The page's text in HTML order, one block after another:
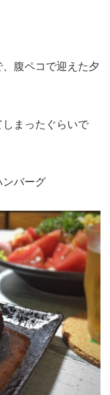
腹ペコで迎えた夕
まったぐらいで
バーグ